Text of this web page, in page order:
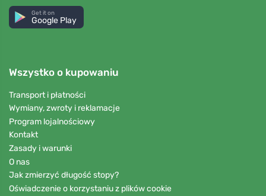
Get it on
Google Play
Wszystko o kupowaniu
Transport i płatności
Wymiany, zwroty i reklamacje
Program lojalnościowy
Kontakt
Zasady i warunki
O nas
Jak zmierzyć długość stopy?
Oświadczenie o korzystaniu z plików cookie